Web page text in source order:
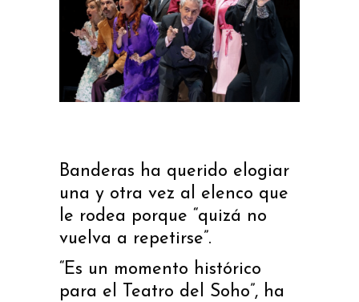
Banderas ha querido elogiar
una y otra vez al elenco que
le rodea porque “quizá no
vuelva a repetirse”.
“Es un momento histórico
para el Teatro del Soho”, ha